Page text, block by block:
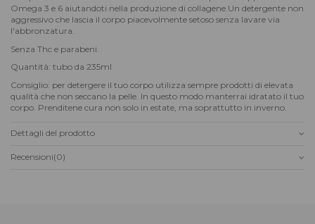
Omega 3 e 6 aiutandoti nella produzione di collagene.Un detergente non
aggressivo che lascia il corpo piacevolmente setoso senza lavare via
l'abbronzatura.
Senza Thc e parabeni.
Quantità: tubo da 235ml
Consiglio: per detergere il tuo corpo utilizza sempre prodotti di elevata
qualità che non seccano la pelle. In questo modo manterrai idratato il tuo
corpo. Prenditene cura non solo in estate, ma soprattutto in inverno.
Dettagli del prodotto
Recensioni(0)